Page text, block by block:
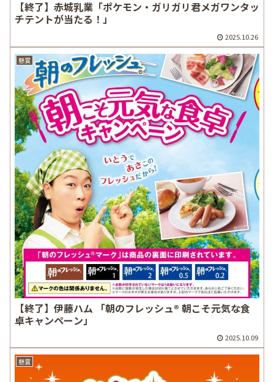
【終了】赤城乳業「ポケモン・ガリガリ君メガワンタッ
チテントが当たる！」
2025.10.26
懸賞
【終了】伊藤ハム 「朝のフレッシュ® 朝こそ元気な食
卓キャンペーン」
2025.10.09
懸賞